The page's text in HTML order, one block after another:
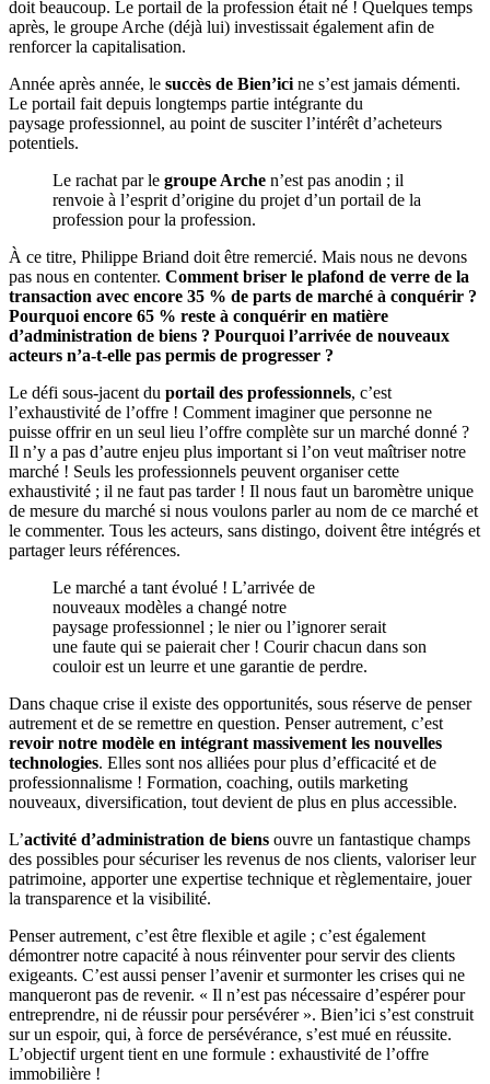
doit beaucoup. Le portail de la profession était né ! Quelques temps
après, le groupe Arche (déjà lui) investissait également afin de
renforcer la capitalisation.
Année après année, le succès de Bien’ici ne s’est jamais démenti.
Le portail fait depuis longtemps partie intégrante du
paysage professionnel, au point de susciter l’intérêt d’acheteurs
potentiels.
Le rachat par le groupe Arche n’est pas anodin ; il
renvoie à l’esprit d’origine du projet d’un portail de la
profession pour la profession.
À ce titre, Philippe Briand doit être remercié. Mais nous ne devons
pas nous en contenter. Comment briser le plafond de verre de la
transaction avec encore 35 % de parts de marché à conquérir ?
Pourquoi encore 65 % reste à conquérir en matière
d’administration de biens ? Pourquoi l’arrivée de nouveaux
acteurs n’a-t-elle pas permis de progresser ?
Le défi sous-jacent du portail des professionnels, c’est
l’exhaustivité de l’offre ! Comment imaginer que personne ne
puisse offrir en un seul lieu l’offre complète sur un marché donné ?
Il n’y a pas d’autre enjeu plus important si l’on veut maîtriser notre
marché ! Seuls les professionnels peuvent organiser cette
exhaustivité ; il ne faut pas tarder ! Il nous faut un baromètre unique
de mesure du marché si nous voulons parler au nom de ce marché et
le commenter. Tous les acteurs, sans distingo, doivent être intégrés et
partager leurs références.
Le marché a tant évolué ! L’arrivée de
nouveaux modèles a changé notre
paysage professionnel ; le nier ou l’ignorer serait
une faute qui se paierait cher ! Courir chacun dans son
couloir est un leurre et une garantie de perdre.
Dans chaque crise il existe des opportunités, sous réserve de penser
autrement et de se remettre en question. Penser autrement, c’est
revoir notre modèle en intégrant massivement les nouvelles
technologies. Elles sont nos alliées pour plus d’efficacité et de
professionnalisme ! Formation, coaching, outils marketing
nouveaux, diversification, tout devient de plus en plus accessible.
L’activité d’administration de biens ouvre un fantastique champs
des possibles pour sécuriser les revenus de nos clients, valoriser leur
patrimoine, apporter une expertise technique et règlementaire, jouer
la transparence et la visibilité.
Penser autrement, c’est être flexible et agile ; c’est également
démontrer notre capacité à nous réinventer pour servir des clients
exigeants. C’est aussi penser l’avenir et surmonter les crises qui ne
manqueront pas de revenir. « Il n’est pas nécessaire d’espérer pour
entreprendre, ni de réussir pour persévérer ». Bien’ici s’est construit
sur un espoir, qui, à force de persévérance, s’est mué en réussite.
L’objectif urgent tient en une formule : exhaustivité de l’offre
immobilière !